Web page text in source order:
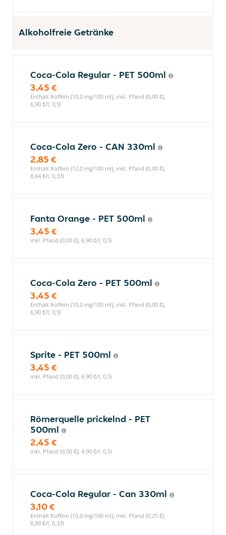
Alkoholfreie Getränke
Coca-Cola Regular - PET 500ml
3,45 €
Enthält Koffein (10,0 mg/100 ml), inkl. Pfand (0,00 €),
6,90 €/l, 0,5l
Coca-Cola Zero - CAN 330ml
2,85 €
Enthält Koffein (12,0 mg/100 ml), inkl. Pfand (0,00 €),
8,64 €/l, 0,33l
Fanta Orange - PET 500ml
3,45 €
inkl. Pfand (0,00 €), 6,90 €/l, 0,5l
Coca-Cola Zero - PET 500ml
3,45 €
Enthält Koffein (10,0 mg/100 ml), inkl. Pfand (0,00 €),
6,90 €/l, 0,5l
Sprite - PET 500ml
3,45 €
inkl. Pfand (0,00 €), 6,90 €/l, 0,5l
Römerquelle prickelnd - PET
500ml
2,45 €
inkl. Pfand (0,00 €), 4,90 €/l, 0,5l
Coca-Cola Regular - Can 330ml
3,10 €
Enthält Koffein (10,0 mg/100 ml), inkl. Pfand (0,25 €),
8,89 €/l, 0,33l